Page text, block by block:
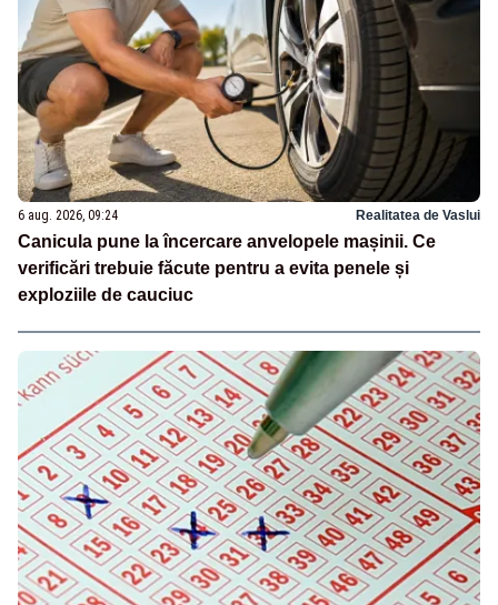
6 aug. 2026, 09:24 Realitatea de Vaslui
Canicula pune la încercare anvelopele mașinii. Ce
verificări trebuie făcute pentru a evita penele și
exploziile de cauciuc